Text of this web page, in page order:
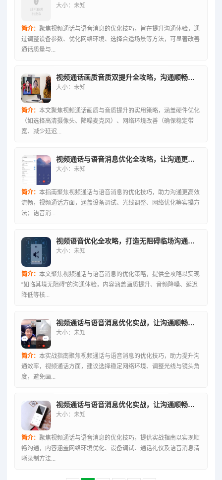
大小：未知
简介： 聚焦视频通话与语音消息的优化技巧，旨在提升沟通体验，通
过调整设备参数、优化网络环境、选择合适场景等方法，可显著改善
通话质量与...
视频通话画质音质双提升全攻略，沟通顺畅无阻
大小：未知
简介： 本文聚焦视频通话画质与音质提升的实用策略，涵盖硬件优化
（如选择高清摄像头、降噪麦克风）、网络环境改善（确保稳定带
宽、减少延迟...
视频通话与语音消息优化全攻略，让沟通更顺畅的全方位指南
大小：未知
简介： 本指南聚焦视频通话与语音消息的优化技巧，助力沟通更高效
流畅，视频通话方面，涵盖设备调试、光线调整、网络优化等实操方
法；语音消...
视频语音优化全攻略，打造无阻碍临场沟通体验
大小：未知
简介： 本文聚焦视频通话与语音消息的优化策略，提供全攻略以实现
“如临其境无阻碍”的沟通体验，内容涵盖画质提升、音频降噪、延迟
降低等核...
视频通话与语音消息优化实战，让沟通顺畅无阻的技巧指南
大小：未知
简介： 本实战指南聚焦视频通话与语音消息的优化技巧，助力提升沟
通效率，视频通话方面，建议选择稳定网络环境、调整光线与镜头角
度，避免画...
视频通话与语音消息优化实战，让沟通顺畅无阻的技巧全解析
大小：未知
简介： 聚焦视频通话与语音消息的优化技巧，提供实战指南以实现顺
畅沟通，内容涵盖网络环境优化、设备调试、通话礼仪及语音消息清
晰录制方法...